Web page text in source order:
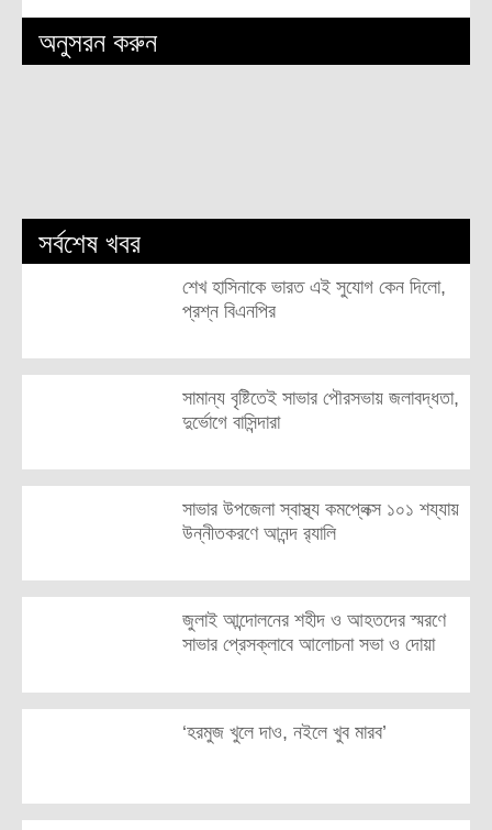
অনুসরন করুন
সর্বশেষ খবর
শেখ হাসিনাকে ভারত এই সুযোগ কেন দিলো,
প্রশ্ন বিএনপির
সামান্য বৃষ্টিতেই সাভার পৌরসভায় জলাবদ্ধতা,
দুর্ভোগে বাসিন্দারা
সাভার উপজেলা স্বাস্থ্য কমপ্লেক্স ১০১ শয্যায়
উন্নীতকরণে আনন্দ র‍্যালি
জুলাই আন্দোলনের শহীদ ও আহতদের স্মরণে
সাভার প্রেসক্লাবে আলোচনা সভা ও দোয়া
‘হরমুজ খুলে দাও, নইলে খুব মারব’